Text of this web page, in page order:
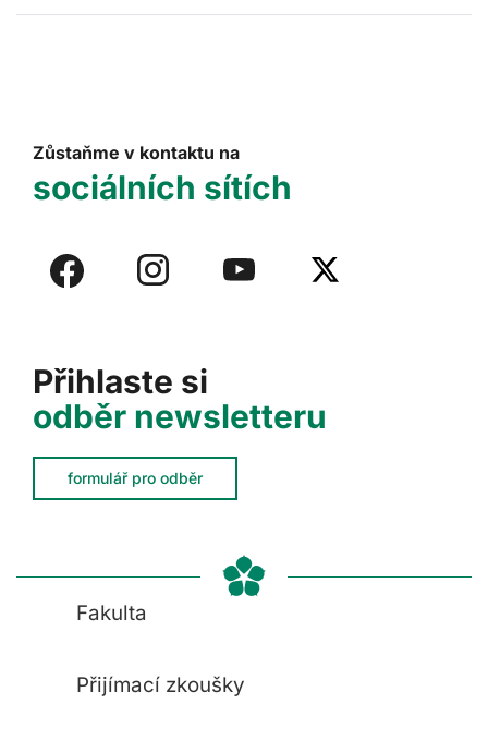
Přihlaste si
odběr newsletteru
formulář pro odběr
Zůstaňme v kontaktu na
sociálních sítích
Fakulta
Přijímací zkoušky